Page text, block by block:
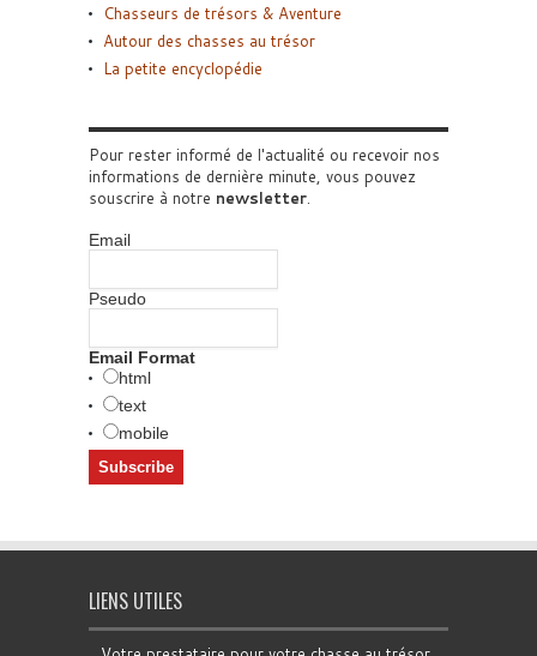
Chasseurs de trésors & Aventure
Autour des chasses au trésor
La petite encyclopédie
Pour rester informé de l'actualité ou recevoir nos
informations de dernière minute, vous pouvez
souscrire à notre newsletter.
Email
Pseudo
Email Format
html
text
mobile
LIENS UTILES